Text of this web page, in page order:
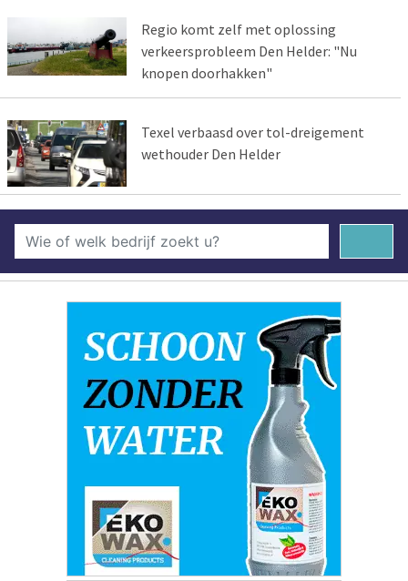
Regio komt zelf met oplossing
verkeersprobleem Den Helder: "Nu
knopen doorhakken"
Texel verbaasd over tol-dreigement
wethouder Den Helder